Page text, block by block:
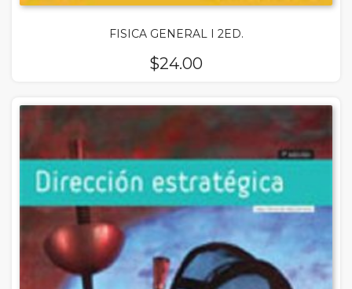
FISICA GENERAL I 2ED.
$24.00